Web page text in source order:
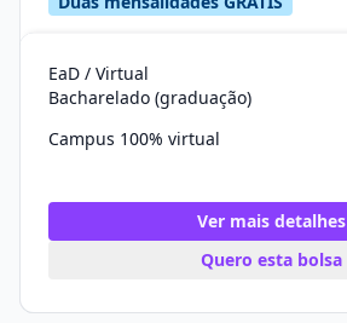
EaD / Virtual
Bacharelado (graduação)
Campus 100% virtual
Ver mais detalhes
Quero esta bolsa